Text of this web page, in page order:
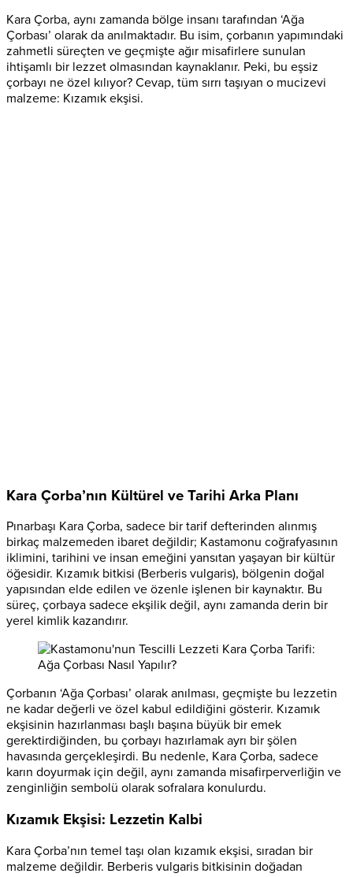
Kara Çorba, aynı zamanda bölge insanı tarafından ‘Ağa
Çorbası’ olarak da anılmaktadır. Bu isim, çorbanın yapımındaki
zahmetli süreçten ve geçmişte ağır misafirlere sunulan
ihtişamlı bir lezzet olmasından kaynaklanır. Peki, bu eşsiz
çorbayı ne özel kılıyor? Cevap, tüm sırrı taşıyan o mucizevi
malzeme: Kızamık ekşisi.
Kara Çorba’nın Kültürel ve Tarihi Arka Planı
Pınarbaşı Kara Çorba, sadece bir tarif defterinden alınmış
birkaç malzemeden ibaret değildir; Kastamonu coğrafyasının
iklimini, tarihini ve insan emeğini yansıtan yaşayan bir kültür
öğesidir. Kızamık bitkisi (Berberis vulgaris), bölgenin doğal
yapısından elde edilen ve özenle işlenen bir kaynaktır. Bu
süreç, çorbaya sadece ekşilik değil, aynı zamanda derin bir
yerel kimlik kazandırır.
Çorbanın ‘Ağa Çorbası’ olarak anılması, geçmişte bu lezzetin
ne kadar değerli ve özel kabul edildiğini gösterir. Kızamık
ekşisinin hazırlanması başlı başına büyük bir emek
gerektirdiğinden, bu çorbayı hazırlamak ayrı bir şölen
havasında gerçekleşirdi. Bu nedenle, Kara Çorba, sadece
karın doyurmak için değil, aynı zamanda misafirperverliğin ve
zenginliğin sembolü olarak sofralara konulurdu.
Kızamık Ekşisi: Lezzetin Kalbi
Kara Çorba’nın temel taşı olan kızamık ekşisi, sıradan bir
malzeme değildir. Berberis vulgaris bitkisinin doğadan